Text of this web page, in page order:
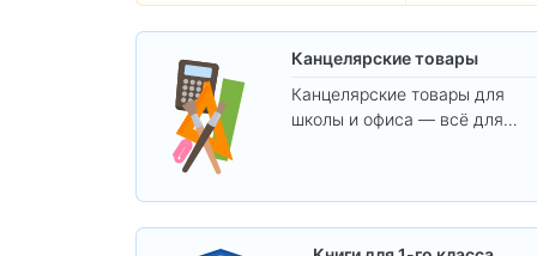
Канцелярские товары
Канцелярские товары для
школы и офиса — всё для